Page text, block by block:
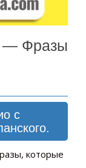
— Фразы
с
которые